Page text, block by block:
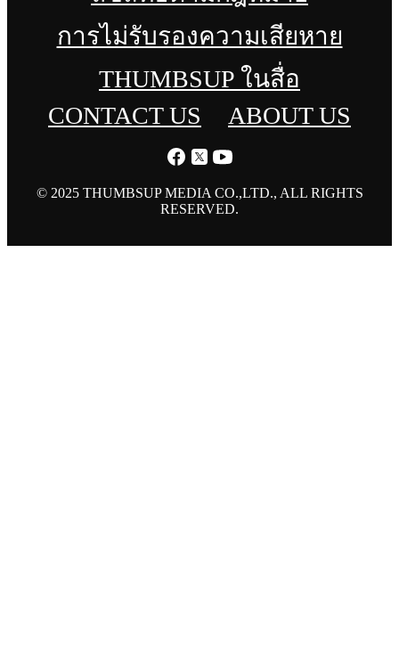
การไม่รับรองความเสียหาย
THUMBSUP ในสื่อ
CONTACT US
ABOUT US
© 2025 THUMBSUP MEDIA CO.,LTD., ALL RIGHTS
RESERVED.